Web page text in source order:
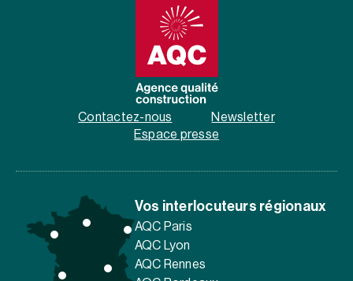
Contactez-nous
Newsletter
Espace presse
Vos interlocuteurs régionaux
AQC Paris
AQC Lyon
AQC Rennes